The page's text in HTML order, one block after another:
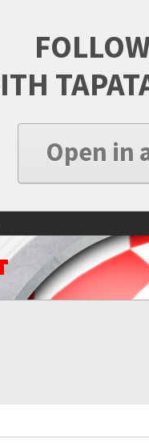
Open in